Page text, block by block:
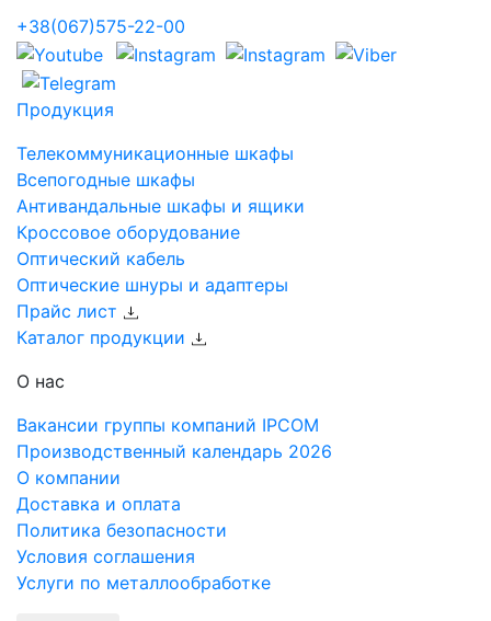
+38(067)575-22-00
Продукция
Телекоммуникационные шкафы
Всепогодные шкафы
Антивандальные шкафы и ящики
Кроссовое оборудование
Оптический кабель
Оптические шнуры и адаптеры
Прайс лист
Каталог продукции
О нас
Вакансии группы компаний IPCOM
Производственный календарь 2026
О компании
Доставка и оплата
Политика безопасности
Условия соглашения
Услуги по металлообработке